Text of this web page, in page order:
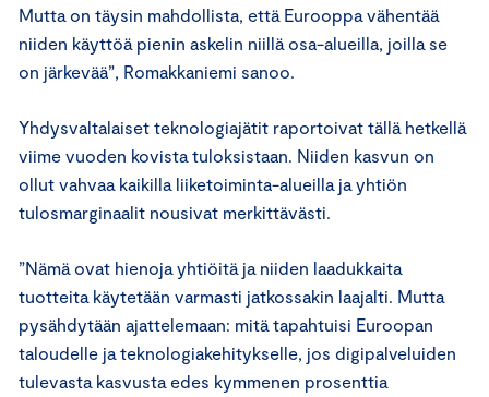
Mutta on täysin mahdollista, että Eurooppa vähentää
niiden käyttöä pienin askelin niillä osa-alueilla, joilla se
on järkevää”, Romakkaniemi sanoo.
Yhdysvaltalaiset teknologiajätit raportoivat tällä hetkellä
viime vuoden kovista tuloksistaan. Niiden kasvun on
ollut vahvaa kaikilla liiketoiminta-alueilla ja yhtiön
tulosmarginaalit nousivat merkittävästi.
”Nämä ovat hienoja yhtiöitä ja niiden laadukkaita
tuotteita käytetään varmasti jatkossakin laajalti. Mutta
pysähdytään ajattelemaan: mitä tapahtuisi Euroopan
taloudelle ja teknologiakehitykselle, jos digipalveluiden
tulevasta kasvusta edes kymmenen prosenttia